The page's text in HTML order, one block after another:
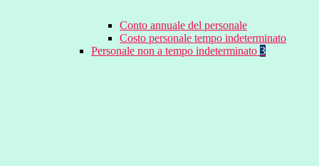
Conto annuale del personale
Costo personale tempo indeterminato
Personale non a tempo indeterminato 3